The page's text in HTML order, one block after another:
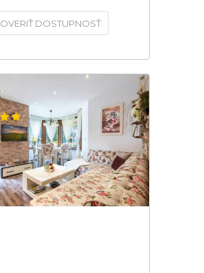
OVERIŤ DOSTUPNOSŤ